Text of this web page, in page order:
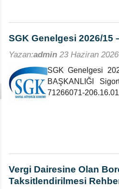
SGK Genelgesi 2026/
Yazan:admin 23 Haziran 2026
SGK Genelgesi
BAŞKANLIĞI
71266071-
Vergi Dairesine Olan
Taksitlendirilmesi